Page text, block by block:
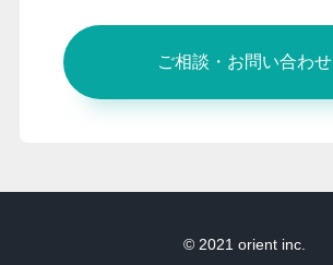
ご相談・お問い合わせ
© 2021 orient inc.